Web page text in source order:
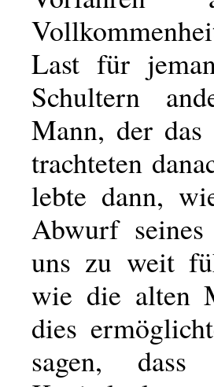
Last für
Schultern
Mann, der
trachteten
lebte dann,
Abwurf
uns zu weit
wie die alten
dies
sagen,